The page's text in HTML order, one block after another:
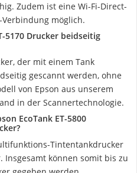
Zudem ist eine Wi-Fi-Direct-
möglich.
5170 Drucker beidseitig
der mit einem Tank
gescannt werden, ohne
von Epson aus unserem
in der Scannertechnologie.
EcoTank ET-5800
Tintentankdrucker
können somit bis zu